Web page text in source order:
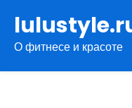
содержимому
О фитнесе и красоте